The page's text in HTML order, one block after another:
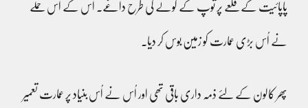
پاپائیت کے قلعے پر توپ کے گولے کی طرح داغے۔ اُس کے اس حملے
نے اُس بڑی عمارت کو زمین بوس کر دیا۔
پھر کالون کے لئے ذمہ داری باقی تھی اور اُس نے اُس بنیاد پر عمارت تعمیر